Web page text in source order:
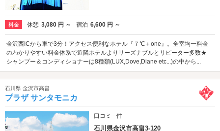
料金 休憩 3,080 円 ～ 宿泊 6,600 円 ～
金沢西ICから車で3分！アクセス便利なホテル『７℃＋one』。全室均一料金
のわかりやすい料金体系で近隣ホテルよりリーズナブルとリピーター多数★
シャンプー＆コンディショナーは8種類(LUX,Dove,Diane etc...)の中から...
石川県 金沢市高畠
プラザ サンタモニカ
口コミ - 件
石川県金沢市高畠3-120